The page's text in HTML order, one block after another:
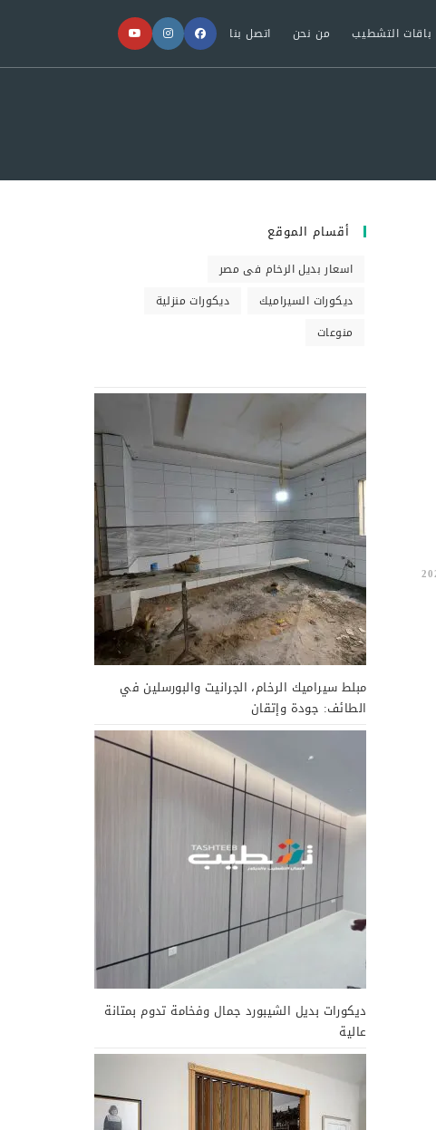
باقات التشطيب من نحن اتصل بنا
أقسام الموقع
اسعار بديل الرخام فى مصر
ديكورات السيراميك
ديكورات منزلية
منوعات
مبلط سيراميك الرخام، الجرانيت والبورسلين في
الطائف: جودة وإتقان
ديكورات بديل الشيبورد جمال وفخامة تدوم بمتانة
عالية